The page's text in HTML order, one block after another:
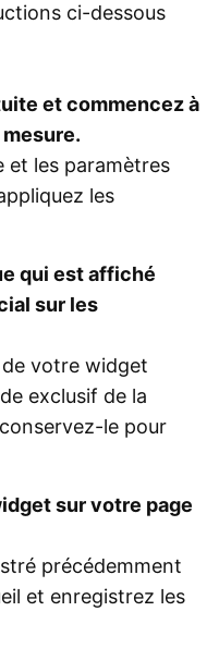
ci-dessous
et commencez à
et les paramètres
les
qui est affiché
sur les
votre widget
exclusif de la
le pour
sur votre page
précédemment
et enregistrez les